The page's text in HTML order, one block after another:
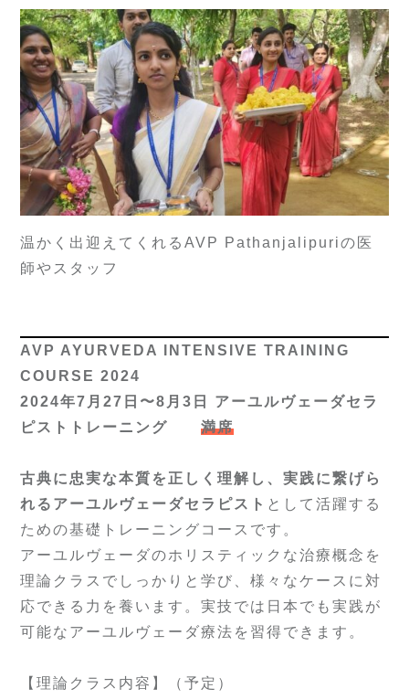
温かく出迎えてくれるAVP Pathanjalipuriの医
師やスタッフ
AVP AYURVEDA INTENSIVE TRAINING
COURSE 2024
2024年7月27日〜8月3日 アーユルヴェーダセラ
ピストトレーニング満席
古典に忠実な本質を正しく理解し、実践に繋げら
れるアーユルヴェーダセラピスト として活躍する
ための基礎トレーニングコースです。
アーユルヴェーダのホリスティックな治療概念を
理論クラスでしっかりと学び、様々なケースに対
応できる力を養います。実技では日本でも実践が
可能なアーユルヴェーダ療法を習得できます。
【理論クラス内容】（予定）